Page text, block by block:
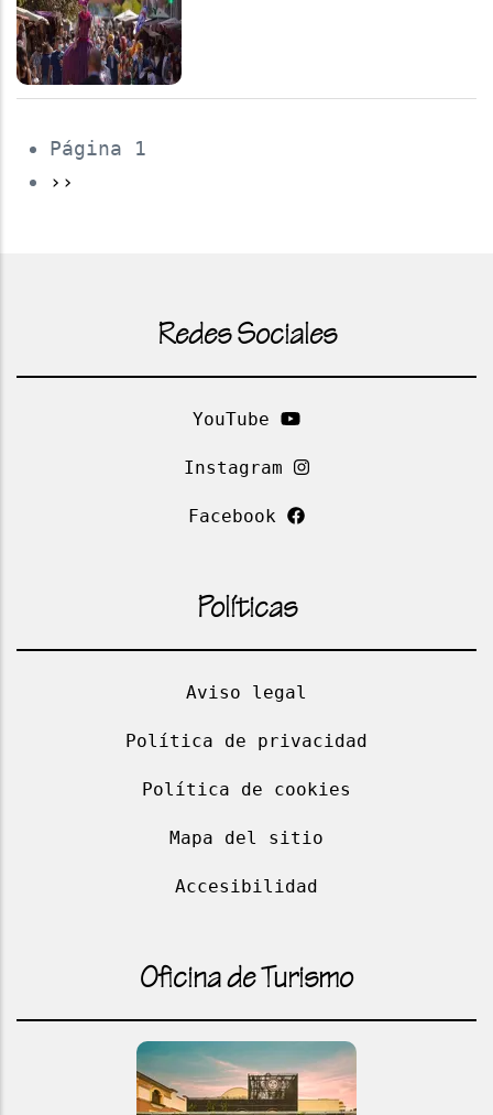
Página 1
››
Redes Sociales
YouTube
Instagram
Facebook
Políticas
Aviso legal
Política de privacidad
Política de cookies
Mapa del sitio
Accesibilidad
Oficina de Turismo